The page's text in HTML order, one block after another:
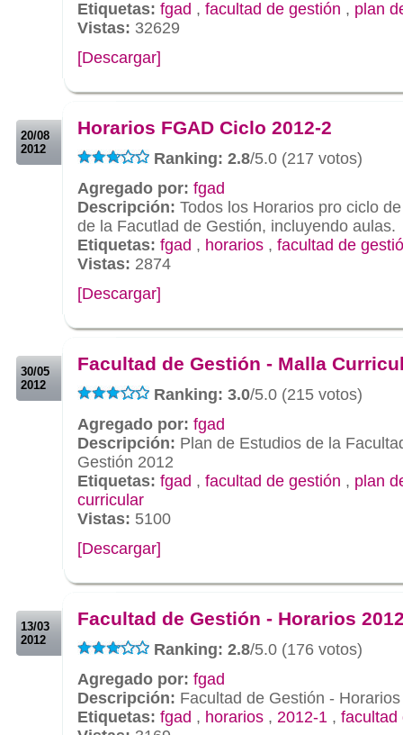
Etiquetas: fgad , facultad de gestión , plan
Vistas: 32629
[Descargar]
20/08
2012
Horarios FGAD Ciclo 2012-2
Ranking: 2.8/5.0 (217 votos)
Agregado por: fgad
Descripción: Todos los Horarios pro ciclo
de la Facutlad de Gestión, incluyendo aulas.
Etiquetas: fgad , horarios , facultad de
Vistas: 2874
[Descargar]
30/05
2012
Facultad de Gestión - Malla
Ranking: 3.0/5.0 (215 votos)
Agregado por: fgad
Descripción: Plan de Estudios de la
Gestión 2012
Etiquetas: fgad , facultad de gestión , plan
curricular
Vistas: 5100
[Descargar]
13/03
2012
Facultad de Gestión - Horarios
Ranking: 2.8/5.0 (176 votos)
Agregado por: fgad
Descripción: Facultad de Gestión -
Etiquetas: fgad , horarios , 2012-1 , facultad